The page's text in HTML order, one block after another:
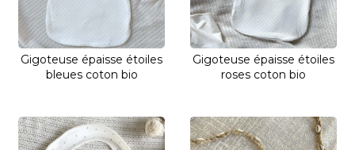
Gigoteuse épaisse étoiles
bleues coton bio
Gigoteuse épaisse étoiles
roses coton bio